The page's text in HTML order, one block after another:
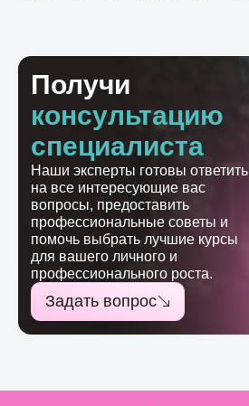
Получи
консультацию
специалиста
Наши эксперты готовы ответить
на все интересующие вас
вопросы, предоставить
профессиональные советы и
помочь выбрать лучшие курсы
для вашего личного и
профессионального роста.
Задать вопрос